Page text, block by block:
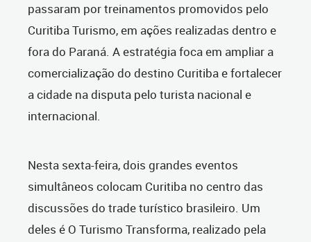
passaram por treinamentos promovidos pelo
Curitiba Turismo, em ações realizadas dentro e
fora do Paraná. A estratégia foca em ampliar a
comercialização do destino Curitiba e fortalecer
a cidade na disputa pelo turista nacional e
internacional.
Nesta sexta-feira, dois grandes eventos
simultâneos colocam Curitiba no centro das
discussões do trade turístico brasileiro. Um
deles é O Turismo Transforma, realizado pela